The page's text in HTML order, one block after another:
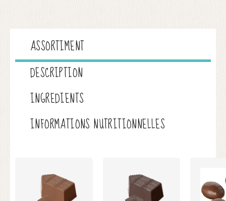
ASSORTIMENT
DESCRIPTION
INGREDIENTS
INFORMATIONS NUTRITIONNELLES